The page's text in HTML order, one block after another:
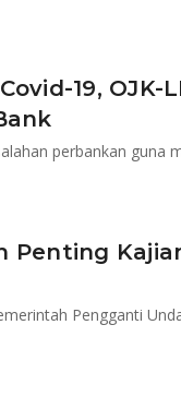
19, OJK-
Penting